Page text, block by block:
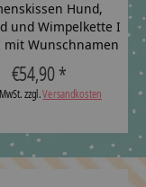
Hund,
und Wimpelkette I
mit Wunschnamen
€54,90 *
zzgl.Versandkosten